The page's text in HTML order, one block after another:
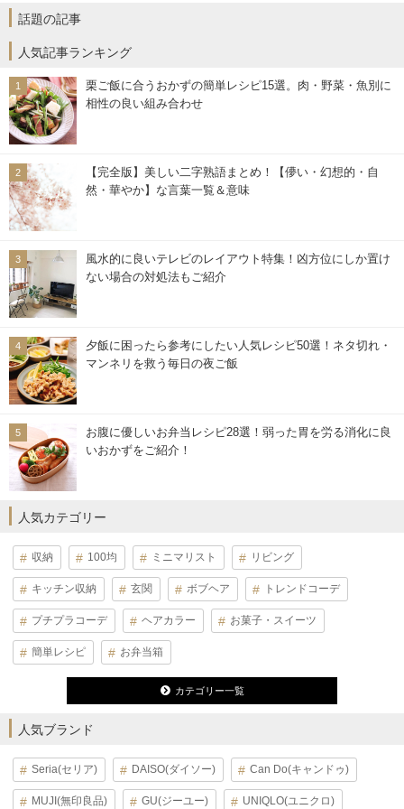
話題の記事
人気記事ランキング
栗ご飯に合うおかずの簡単レシピ15選。肉・野菜・魚別に
相性の良い組み合わせ
【完全版】美しい二字熟語まとめ！【儚い・幻想的・自
然・華やか】な言葉一覧＆意味
風水的に良いテレビのレイアウト特集！凶方位にしか置け
ない場合の対処法もご紹介
夕飯に困ったら参考にしたい人気レシピ50選！ネタ切れ・
マンネリを救う毎日の夜ご飯
お腹に優しいお弁当レシピ28選！弱った胃を労る消化に良
いおかずをご紹介！
人気カテゴリー
収納 100均 ミニマリスト リビング
キッチン収納 玄関 ボブヘア トレンドコーデ
プチプラコーデ ヘアカラー お菓子・スイーツ
簡単レシピ お弁当箱
カテゴリー一覧
人気ブランド
Seria(セリア) DAISO(ダイソー) Can Do(キャンドゥ)
MUJI(無印良品) GU(ジーユー) UNIQLO(ユニクロ)